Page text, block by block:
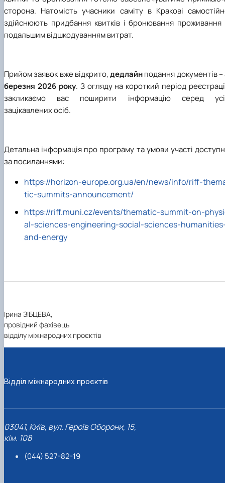
сторона. Натомість учасники саміту в Кракові
здійснюють придбання квитків і бронювання проживання
подальшим відшкодуванням витрат.
Прийом заявок вже відкрито,дедлайнподання документів–
березня 2026 року. З огляду на короткий період
закликаємо вас поширити інформацію серед
зацікавлених осіб.
Детальна інформація про програму та умови участі
за посиланнями:
https://horizon-europe.org.ua/en/news/info/riff-
tic-summits-announcement/
https://riff.muni.cz/events/thematic-summit-on-
al-sciences-engineering-social-sciences-
and-energy
Ірина ЗІБЦЕВА,
провідний фахівець
відділу міжнародних проєктів
Відділ міжнародних проєктів
03041, Київ, вул. Героїв Оборони, 15,
кім. 108
(044) 527-82-19